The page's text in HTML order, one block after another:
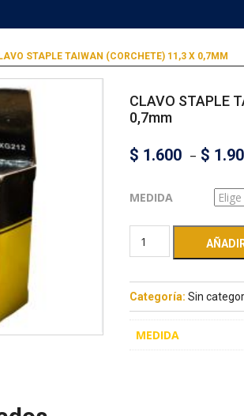
STAPLE TAIWAN (CORCHETE) 11,3 X 0,7MM
CLAVO STAPLE
0,7mm
$ 1.600 – $
MEDIDA
Categoría: Sin
MEDIDA